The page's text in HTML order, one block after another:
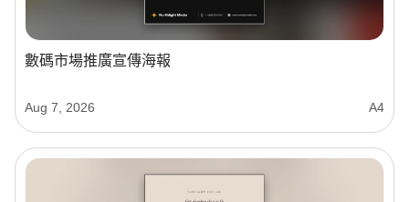
數碼市場推廣宣傳海報
Aug 7, 2026 A4